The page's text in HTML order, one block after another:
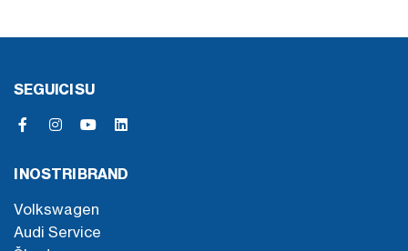
SEGUICI SU
I NOSTRI BRAND
Volkswagen
Audi Service